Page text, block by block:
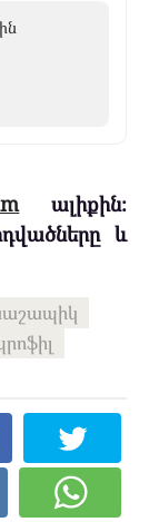
ալիքին։
և